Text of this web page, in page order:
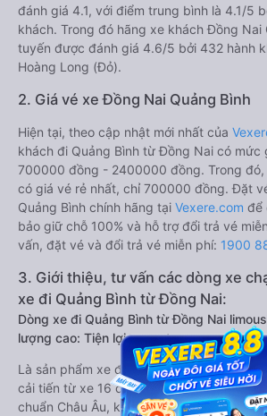
đánh giá 4.1, với điểm trung bình là 4.1/5
khách. Trong đó hãng xe khách Đồng Nai
tuyến được đánh giá 4.6/5 bởi 432 hành
Hoàng Long (Đỏ).
2. Giá vé xe Đồng Nai Quảng Bình
Hiện tại, theo cập nhật mới nhất của
khách đi Quảng Bình từ Đồng Nai có mức
700000 đồng - 2400000 đồng. Trong đó,
có giá vé rẻ nhất, chỉ 700000 đồng. Đặt
Quảng Bình chính hãng tại Vexere.com để
bảo giữ chỗ 100% và hỗ trợ đổi trả vé
vấn, đặt vé và đổi trả vé miễn phí: 1900
3. Giới thiệu, tư vấn các dòng xe
xe đi Quảng Bình từ Đồng Nai:
Dòng xe đi Quảng Bình từ Đồng Nai
lượng cao: Tiện lợi, sang trọng
Là sản phẩm xe đi Quảng Bình từ Đồng
cải tiến từ xe 16 chỗ. Nội thất được làm
chuẩn Châu Âu, không chỉ êm ái cho